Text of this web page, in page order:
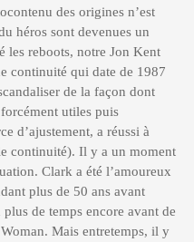
des origines n’est
héros sont devenues un
les reboots, notre Jon Kent
continuité qui date de 1987
de la façon dont
utiles puis
d’ajustement, a réussi à
continuité). Il y a un moment
Clark a été l’amoureux
plus de 50 ans avant
de temps encore avant de
Mais entretemps, il y